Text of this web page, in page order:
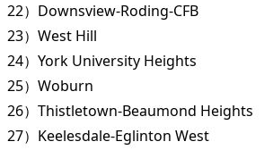
22）Downsview-Roding-CFB
23）West Hill
24）York University Heights
25）Woburn
26）Thistletown-Beaumond Heights
27）Keelesdale-Eglinton West